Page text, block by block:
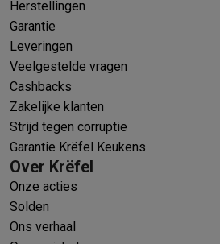
Herstellingen
Garantie
Leveringen
Veelgestelde vragen
Cashbacks
Zakelijke klanten
Strijd tegen corruptie
Garantie Krëfel Keukens
Over Krëfel
Onze acties
Solden
Ons verhaal